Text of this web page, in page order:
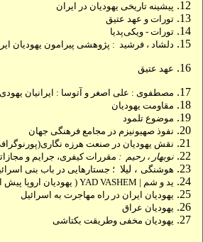
پیشینه تاریخی یهودیان در ایران
تورات و عهد عتیق
تورات - ویکی‌پدیا
دلشاد ، فرشید : پژوهشی پیرامون یهودیان
عهد عتیق
مصطفوی : علی اصغر و آتوسا : ایرانیان یهودی
مقاومت یهودیان
موضوع تلمود
نفوذ صهیونیزم در مجامع فرهنگی جهان
نقش یهودیان در صنعت هرزه
نوبهار ، رحیم : مقررات كیفرى، جرایم و
هوشنگی ، لیلا ؛ جستارهایی در باب بنی ا
ید و شم | YAD VASHEM ( یهودیان اروپا
یهودیان ایران در راه مهاجرت به اسرائیل
یهودیان عراق
یهودیان مخفی وطریقت بكتاشی